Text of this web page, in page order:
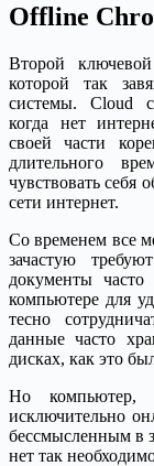
Offline
Второй
которой так
системы. Cloud
когда нет
своей части
длительного
чувствовать себя
сети интернет.
Со временем все
зачастую
документы
компьютере для
тесно
данные часто
дисках, как это
Но компьютер,
исключительно
бессмысленным в
нет так